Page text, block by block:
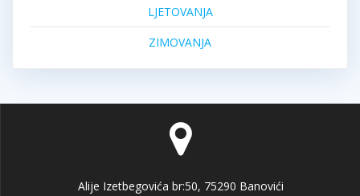
LJETOVANJA
ZIMOVANJA
Alije Izetbegovića br:50, 75290 Banovići